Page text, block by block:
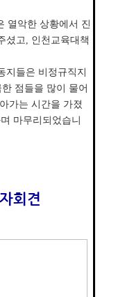
열악한 상황에서 진
셨고, 인천교육대책
지들은 비정규직지
점들을 많이 물어
가는 시간을 가졌
마무리되었습니
회견